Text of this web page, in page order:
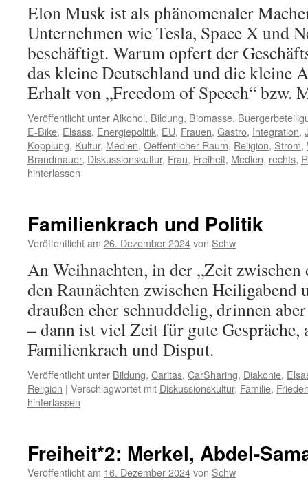
Elon Musk ist als phänomenaler
Unternehmen wie Tesla, Space X und
beschäftigt. Warum opfert der
das kleine Deutschland und die kleine
Erhalt von „Freedom of Speech“ bzw.
Veröffentlicht unterAlkohol, Bildung, Biomasse,
E-Bike, Elsass, Energiepolitik, EU, Frauen, Gastro, Integration,
Kopplung, Kultur, Medien, Oeffentlicher Raum, Religion, Strom,
Brandmauer, Diskussionskultur, Frau, Freiheit, Medien, rechts,
hinterlassen
Familienkrach und Politik
Veröffentlicht am 26. Dezember 2024von Schw
An Weihnachten, in der „Zeit zwischen
den Raunächten zwischen Heiligabend
draußen eher schnuddelig, drinnen
– dann ist viel Zeit für gute Gespräche,
Familienkrach und Disput.
Veröffentlicht unter Bildung, Caritas, CarSharing, Diakonie,
Religion | Verschlagwortet mit Diskussionskultur, Familie,
hinterlassen
Freiheit*2: Merkel, Abdel-
Veröffentlicht am 16. Dezember 2024von Schw